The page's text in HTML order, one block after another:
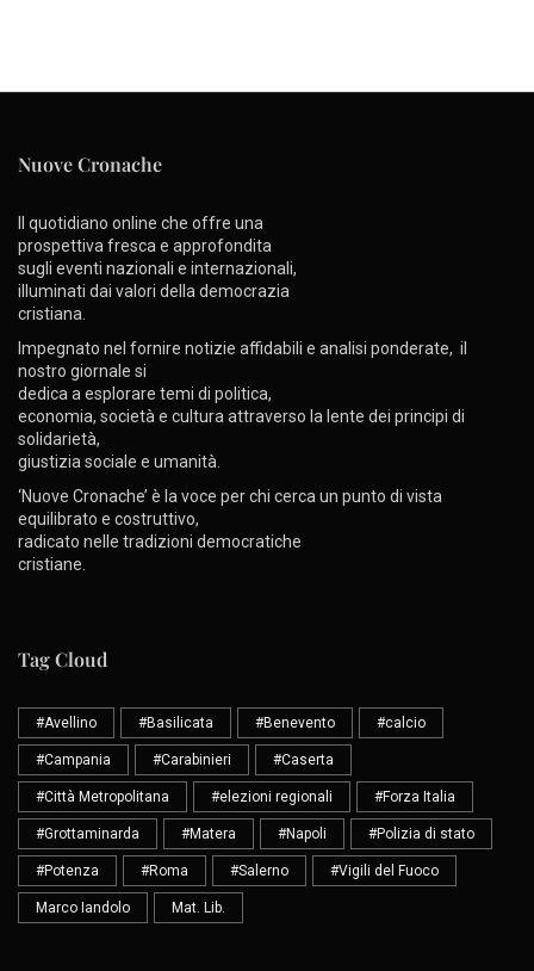
Nuove Cronache
Il quotidiano online che offre una
prospettiva fresca e approfondita
sugli eventi nazionali e internazionali,
illuminati dai valori della democrazia
cristiana.
Impegnato nel fornire notizie affidabili e analisi ponderate, il
nostro giornale si
dedica a esplorare temi di politica,
economia, società e cultura attraverso la lente dei principi di
solidarietà,
giustizia sociale e umanità.
‘Nuove Cronache’ è la voce per chi cerca un punto di vista
equilibrato e costruttivo,
radicato nelle tradizioni democratiche
cristiane.
Tag Cloud
#Avellino #Basilicata #Benevento #calcio
#Campania #Carabinieri #Caserta
#Città Metropolitana #elezioni regionali #Forza Italia
#Grottaminarda #Matera #Napoli #Polizia di stato
#Potenza #Roma #Salerno #Vigili del Fuoco
Marco Iandolo Mat. Lib.